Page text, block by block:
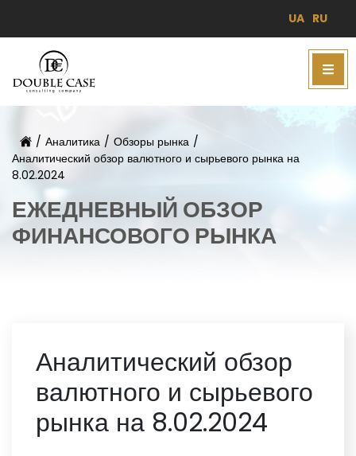
UA RU
/ Аналитика / Обзоры рынка /
Аналитический обзор валютного и сырьевого рынка на
8.02.2024
ЕЖЕДНЕВНЫЙ ОБЗОР
ФИНАНСОВОГО РЫНКА
Аналитический обзор
валютного и сырьевого
рынка на 8.02.2024